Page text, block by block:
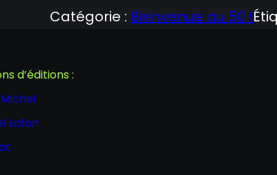
Catégorie : Bienvenue au 50 !
d’éditions :
Lafon